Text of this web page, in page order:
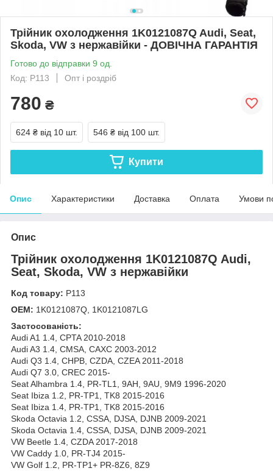
Трійник охолодження 1K0121087Q Audi, Seat,
Skoda, VW з нержавійки - ДОВІЧНА ГАРАНТІЯ
Готово до відправки 9 од.
Код: Р113
Опт і роздріб
780 ₴
624 ₴ від 10 шт. 546 ₴ від 100 шт.
Купити
Опис Характеристики Доставка Оплата Умови
Опис
Трійник охолодження 1K0121087Q Audi,
Seat, Skoda, VW з нержавійки
Код товару: Р113
OEM: 1K0121087Q, 1K0121087LG
Застосованість:
Audi A1 1.4, CPTA 2010-2018
Audi A3 1.4, CMSA, CAXC 2003-2012
Audi Q3 1.4, CHPB, CZDA, CZEA 2011-2018
Audi Q7 3.0, CREC 2015-
Seat Alhambra 1.4, PR-TL1, 9AH, 9AU, 9M9 1996-2020
Seat Ibiza 1.2, PR-TP1, TK8 2015-2016
Seat Ibiza 1.4, PR-TP1, TK8 2015-2016
Skoda Octavia 1.2, CSSA, DJSA, DJNB 2009-2021
Skoda Octavia 1.4, CSSA, DJSA, DJNB 2009-2021
VW Beetle 1.4, CZDA 2017-2018
VW Caddy 1.0, PR-TJ4 2015-
VW Golf 1.2, PR-TP1+ PR-8Z6, 8Z9